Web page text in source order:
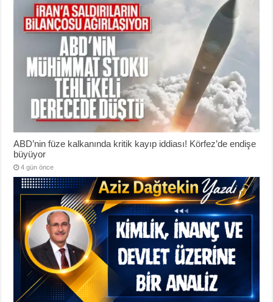
ABD’nin füze kalkanında kritik kayıp iddiası! Körfez’de endişe
büyüyor
4 gün önce